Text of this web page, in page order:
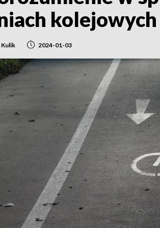
kolejowych
Kulik 2024-01-03